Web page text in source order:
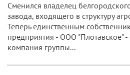
Сменился владелец
завода, входящего в структуру
Теперь единственным
предприятия - ООО "Плотавское" -
компания группы...